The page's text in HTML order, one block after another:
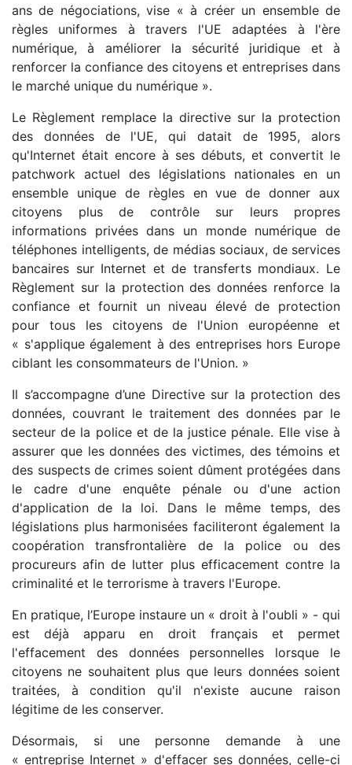
ans de négociations, vise « à créer un ensemble de
règles uniformes à travers l'UE adaptées à l'ère
numérique, à améliorer la sécurité juridique et à
renforcer la confiance des citoyens et entreprises dans
le marché unique du numérique ».
Le Règlement remplace la directive sur la protection
des données de l'UE, qui datait de 1995, alors
qu'Internet était encore à ses débuts, et convertit le
patchwork actuel des législations nationales en un
ensemble unique de règles en vue de donner aux
citoyens plus de contrôle sur leurs propres
informations privées dans un monde numérique de
téléphones intelligents, de médias sociaux, de services
bancaires sur Internet et de transferts mondiaux. Le
Règlement sur la protection des données renforce la
confiance et fournit un niveau élevé de protection
pour tous les citoyens de l'Union européenne et
« s'applique également à des entreprises hors Europe
ciblant les consommateurs de l'Union. »
Il s’accompagne d’une Directive sur la protection des
données, couvrant le traitement des données par le
secteur de la police et de la justice pénale. Elle vise à
assurer que les données des victimes, des témoins et
des suspects de crimes soient dûment protégées dans
le cadre d'une enquête pénale ou d'une action
d'application de la loi. Dans le même temps, des
législations plus harmonisées faciliteront également la
coopération transfrontalière de la police ou des
procureurs afin de lutter plus efficacement contre la
criminalité et le terrorisme à travers l'Europe.
En pratique, l’Europe instaure un « droit à l'oubli » - qui
est déjà apparu en droit français et permet
l'effacement des données personnelles lorsque le
citoyens ne souhaitent plus que leurs données soient
traitées, à condition qu'il n'existe aucune raison
légitime de les conserver.
Désormais, si une personne demande à une
« entreprise Internet » d'effacer ses données, celle-ci